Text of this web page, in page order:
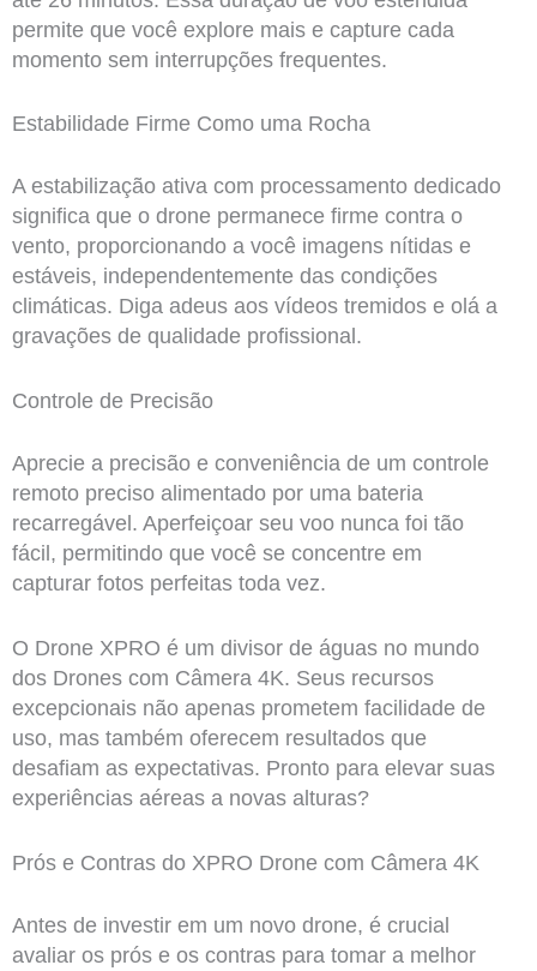
permite que você explore mais e capture cada
momento sem interrupções frequentes.
Estabilidade Firme Como uma Rocha
A estabilização ativa com processamento dedicado
significa que o drone permanece firme contra o
vento, proporcionando a você imagens nítidas e
estáveis, independentemente das condições
climáticas. Diga adeus aos vídeos tremidos e olá a
gravações de qualidade profissional.
Controle de Precisão
Aprecie a precisão e conveniência de um controle
remoto preciso alimentado por uma bateria
recarregável. Aperfeiçoar seu voo nunca foi tão
fácil, permitindo que você se concentre em
capturar fotos perfeitas toda vez.
O Drone XPRO é um divisor de águas no mundo
dos Drones com Câmera 4K. Seus recursos
excepcionais não apenas prometem facilidade de
uso, mas também oferecem resultados que
desafiam as expectativas. Pronto para elevar suas
experiências aéreas a novas alturas?
Prós e Contras do XPRO Drone com Câmera 4K
Antes de investir em um novo drone, é crucial
avaliar os prós e os contras para tomar a melhor